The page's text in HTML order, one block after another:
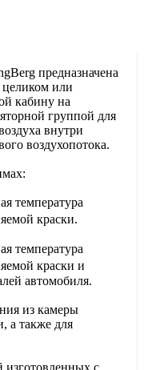
предназначена
целиком или
кабину на
группой для
внутри
воздухопотока.
температура
краски.
температура
краски и
автомобиля.
из камеры
а также для